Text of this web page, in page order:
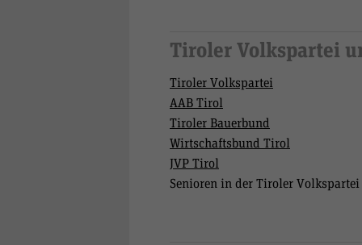
Tiroler Volkspartei
Tiroler Volkspartei
AAB Tirol
Tiroler Bauerbund
Wirtschaftsbund Tirol
JVP Tirol
Senioren in der Tiroler Volkspartei